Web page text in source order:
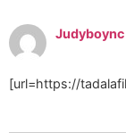
Judyboync
[url=https://